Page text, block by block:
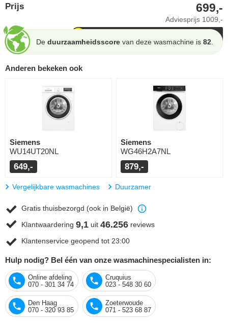
Prijs
Adviesprijs 1009,-
699,-
De duurzaamheidsscore van deze wasmachine is 82
Anderen bekeken ook
Siemens
WU14UT20NL
649,-
Siemens
WG46H2A7NL
879,-
Vergelijkbare wasmachines Duurzamer
Gratis thuisbezorgd (ook in België)
Klantwaardering 9,1 uit 46.256 reviews
Klantenservice geopend tot 23:00
Hulp nodig? Bel één van onze wasmachinespecialisten in:
Online afdeling
070 - 301 34 74
Cruquius
023 - 548 30 60
Den Haag
070 - 320 93 85
Zoeterwoude
071 - 523 68 87